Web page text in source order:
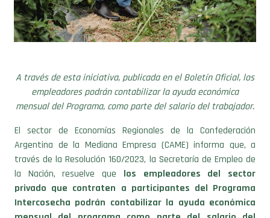
A través de esta iniciativa, publicada en el Boletín Oficial, los
empleadores podrán contabilizar la ayuda económica
mensual del Programa, como parte del salario del trabajador.
El sector de Economías Regionales de la Confederación
Argentina de la Mediana Empresa (CAME) informa que, a
través de la Resolución 160/2023, la Secretaría de Empleo de
la Nación, resuelve que los empleadores del sector
privado que contraten a participantes del Programa
Intercosecha podrán contabilizar la ayuda económica